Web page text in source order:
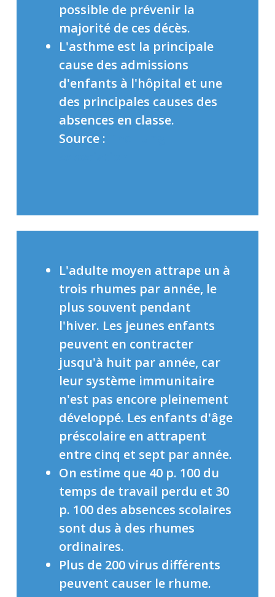
possible de prévenir la
majorité de ces décès.
L'asthme est la principale
cause des admissions
d'enfants à l'hôpital et une
des principales causes des
absences en classe.
Source :
L'adulte moyen attrape un à
trois rhumes par année, le
plus souvent pendant
l'hiver. Les jeunes enfants
peuvent en contracter
jusqu'à huit par année, car
leur système immunitaire
n'est pas encore pleinement
développé. Les enfants d'âge
préscolaire en attrapent
entre cinq et sept par année.
On estime que 40 p. 100 du
temps de travail perdu et 30
p. 100 des absences scolaires
sont dus à des rhumes
ordinaires.
Plus de 200 virus différents
peuvent causer le rhume.